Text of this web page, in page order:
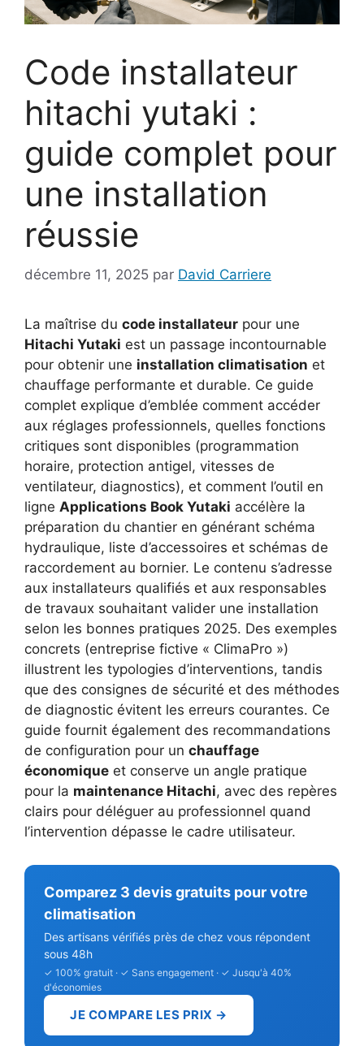
Code installateur
hitachi yutaki :
guide complet pour
une installation
réussie
décembre 11, 2025 par David Carriere
La maîtrise du code installateur pour une
Hitachi Yutaki est un passage incontournable
pour obtenir une installation climatisation et
chauffage performante et durable. Ce guide
complet explique d’emblée comment accéder
aux réglages professionnels, quelles fonctions
critiques sont disponibles (programmation
horaire, protection antigel, vitesses de
ventilateur, diagnostics), et comment l’outil en
ligne Applications Book Yutaki accélère la
préparation du chantier en générant schéma
hydraulique, liste d’accessoires et schémas de
raccordement au bornier. Le contenu s’adresse
aux installateurs qualifiés et aux responsables
de travaux souhaitant valider une installation
selon les bonnes pratiques 2025. Des exemples
concrets (entreprise fictive « ClimaPro »)
illustrent les typologies d’interventions, tandis
que des consignes de sécurité et des méthodes
de diagnostic évitent les erreurs courantes. Ce
guide fournit également des recommandations
de configuration pour un chauffage
économique et conserve un angle pratique
pour la maintenance Hitachi, avec des repères
clairs pour déléguer au professionnel quand
l’intervention dépasse le cadre utilisateur.
Comparez 3 devis gratuits pour votre
climatisation
Des artisans vérifiés près de chez vous répondent
sous 48h
✓ 100% gratuit · ✓ Sans engagement · ✓ Jusqu'à 40%
d'économies
JE COMPARE LES PRIX →